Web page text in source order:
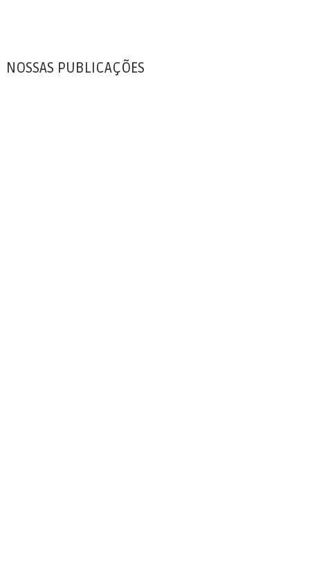
NOSSAS PUBLICAÇÕES